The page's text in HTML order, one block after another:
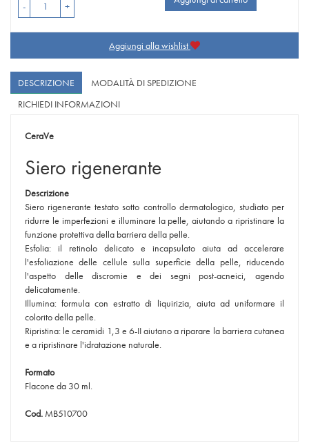
- +
Aggiungi alla wishlist
DESCRIZIONE
MODALITÀ DI SPEDIZIONE
RICHIEDI INFORMAZIONI
CeraVe
Siero rigenerante
Descrizione
Siero rigenerante testato sotto controllo dermatologico, studiato per
ridurre le imperfezioni e illuminare la pelle, aiutando a ripristinare la
funzione protettiva della barriera della pelle.
Esfolia: il retinolo delicato e incapsulato aiuta ad accelerare
l'esfoliazione delle cellule sulla superficie della pelle, riducendo
l'aspetto delle discromie e dei segni post-acneici, agendo
delicatamente.
Illumina: formula con estratto di liquirizia, aiuta ad uniformare il
colorito della pelle.
Ripristina: le ceramidi 1,3 e 6-II aiutano a riparare la barriera cutanea
e a ripristinare l'idratazione naturale.
Formato
Flacone da 30 ml.
Cod. MB510700